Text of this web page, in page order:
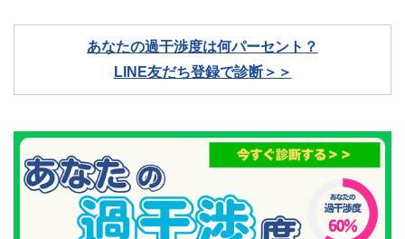
あなたの過干渉度は何パーセント？
LINE友だち登録で診断＞＞